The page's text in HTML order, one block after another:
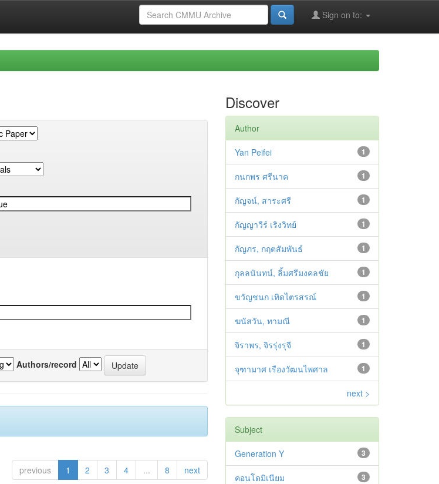
Sign on to:
Authors/record
previous 1 2 3 4 ... 8 next
Discover
Author
1
Yan Peifei
1
กนกพร ศรีนาค
1
กัญจน์, สาระศรี
1
กัญญาวีร์ เริงวิทย์
1
กัญภร, กฤตสัมพันธ์
1
กุลลนันทน์, ลิ้มศรีมงคลชัย
1
ขวัญชนก เทิดไตรสรณ์
1
ฆนัสวัน, ทามณี
1
จิราพร, จิรรุ่งรุจี
1
จุฑามาศ เรืองวัฒนไพศาล
next >
Subject
3
Generation Y
3
คอนโดมิเนียม